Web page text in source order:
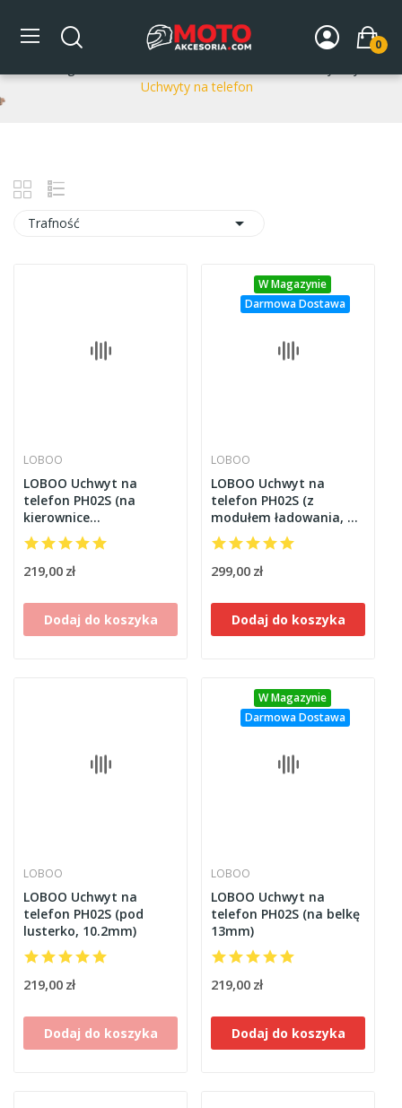
0
Uchwyty na telefon
Uchwyty na telefon
Trafność 
LOBOO
LOBOO Uchwyt na
telefon PH02S (na
kierownice
22/25/28/32mm)
219,00 zł
Dodaj do koszyka
W Magazynie
Darmowa Dostawa
LOBOO
LOBOO Uchwyt na
telefon PH02S (z
modułem ładowania, na
belkę 13mm)
299,00 zł
Dodaj do koszyka
LOBOO
LOBOO Uchwyt na
telefon PH02S (pod
lusterko, 10.2mm)
219,00 zł
Dodaj do koszyka
W Magazynie
Darmowa Dostawa
LOBOO
LOBOO Uchwyt na
telefon PH02S (na belkę
13mm)
219,00 zł
Dodaj do koszyka